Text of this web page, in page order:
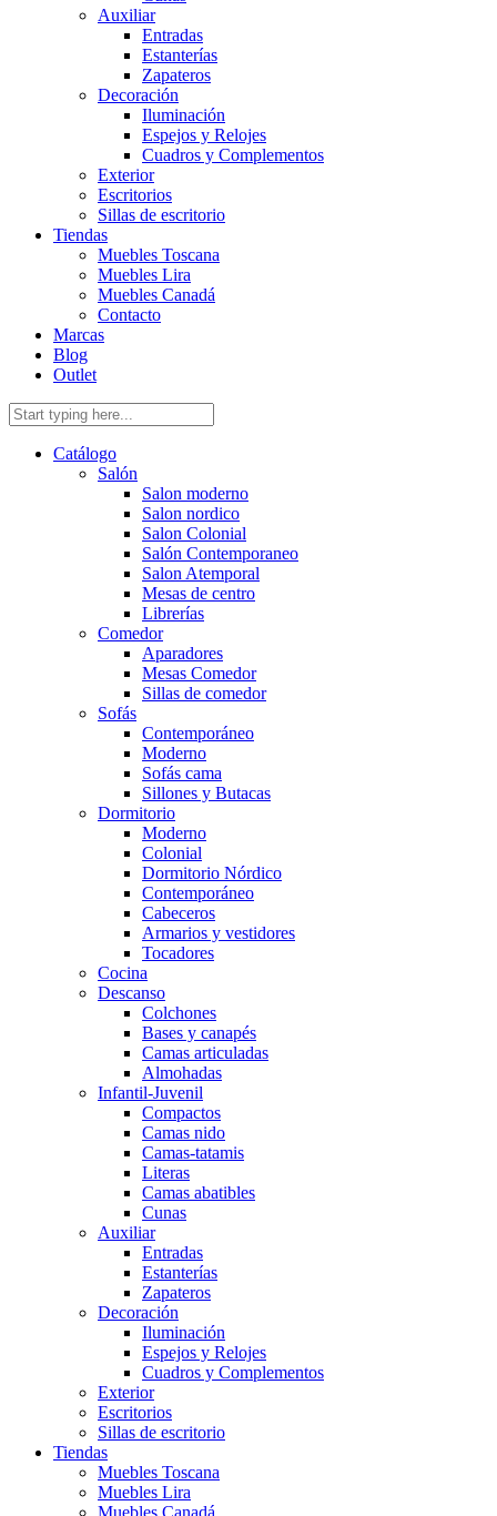
Auxiliar
Entradas
Estanterías
Zapateros
Decoración
Iluminación
Espejos y Relojes
Cuadros y Complementos
Exterior
Escritorios
Sillas de escritorio
Tiendas
Muebles Toscana
Muebles Lira
Muebles Canadá
Contacto
Marcas
Blog
Outlet
Catálogo
Salón
Salon moderno
Salon nordico
Salon Colonial
Salón Contemporaneo
Salon Atemporal
Mesas de centro
Librerías
Comedor
Aparadores
Mesas Comedor
Sillas de comedor
Sofás
Contemporáneo
Moderno
Sofás cama
Sillones y Butacas
Dormitorio
Moderno
Colonial
Dormitorio Nórdico
Contemporáneo
Cabeceros
Armarios y vestidores
Tocadores
Cocina
Descanso
Colchones
Bases y canapés
Camas articuladas
Almohadas
Infantil-Juvenil
Compactos
Camas nido
Camas-tatamis
Literas
Camas abatibles
Cunas
Auxiliar
Entradas
Estanterías
Zapateros
Decoración
Iluminación
Espejos y Relojes
Cuadros y Complementos
Exterior
Escritorios
Sillas de escritorio
Tiendas
Muebles Toscana
Muebles Lira
Muebles Canadá